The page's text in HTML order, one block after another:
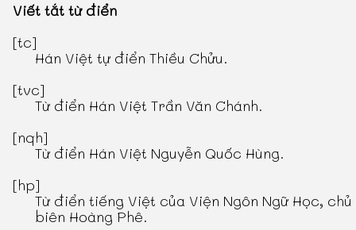
Viết tắt từ điển
[tc]
Hán Việt tự điển Thiều Chửu.
[tvc]
Từ điển Hán Việt Trần Văn Chánh.
[nqh]
Từ điển Hán Việt Nguyễn Quốc Hùng.
[hp]
Từ điển tiếng Việt của Viện Ngôn Ngữ Học, chủ
biên Hoàng Phê.